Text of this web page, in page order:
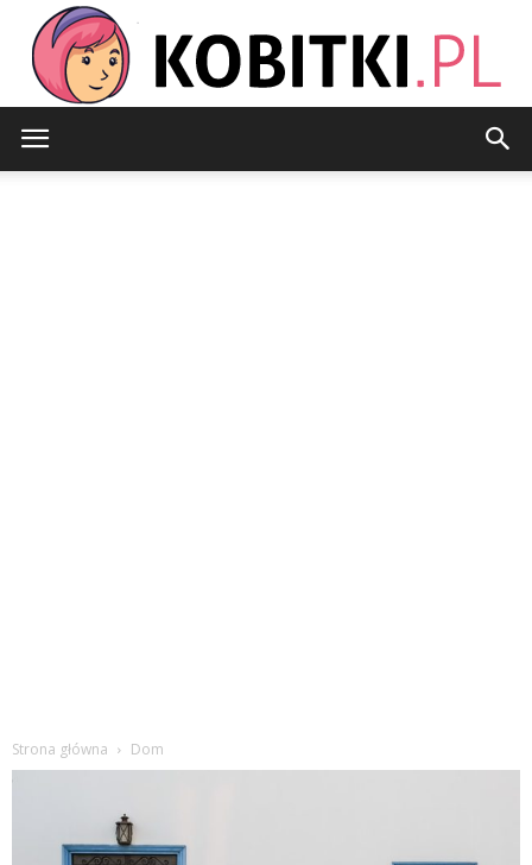
Strona główna Dom